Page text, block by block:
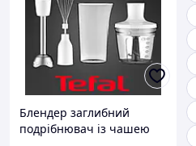
Блендер заглибний
подрібнювач із чашею